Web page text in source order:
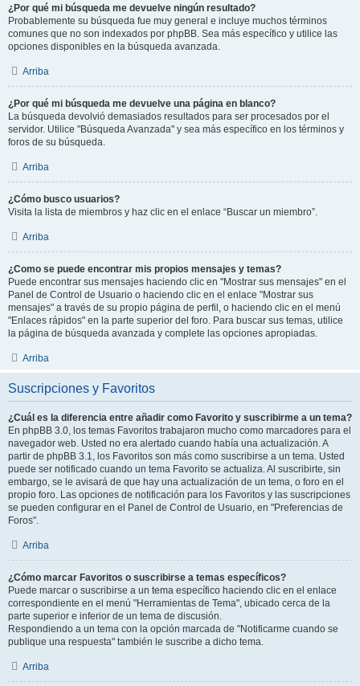
¿Por qué mi búsqueda me devuelve ningún resultado?
Probablemente su búsqueda fue muy general e incluye muchos términos
comunes que no son indexados por phpBB. Sea más específico y utilice las
opciones disponibles en la búsqueda avanzada.
Arriba
¿Por qué mi búsqueda me devuelve una página en blanco?
La búsqueda devolvió demasiados resultados para ser procesados por el
servidor. Utilice "Búsqueda Avanzada" y sea más específico en los términos y
foros de su búsqueda.
Arriba
¿Cómo busco usuarios?
Visita la lista de miembros y haz clic en el enlace “Buscar un miembro”.
Arriba
¿Como se puede encontrar mis propios mensajes y temas?
Puede encontrar sus mensajes haciendo clic en "Mostrar sus mensajes" en el
Panel de Control de Usuario o haciendo clic en el enlace "Mostrar sus
mensajes" a través de su propio página de perfil, o haciendo clic en el menú
"Enlaces rápidos" en la parte superior del foro. Para buscar sus temas, utilice
la página de búsqueda avanzada y complete las opciones apropiadas.
Arriba
Suscripciones y Favoritos
¿Cuál es la diferencia entre añadir como Favorito y suscribirme a un tema?
En phpBB 3.0, los temas Favoritos trabajaron mucho como marcadores para el
navegador web. Usted no era alertado cuando había una actualización. A
partir de phpBB 3.1, los Favoritos son más como suscribirse a un tema. Usted
puede ser notificado cuando un tema Favorito se actualiza. Al suscribirte, sin
embargo, se le avisará de que hay una actualización de un tema, o foro en el
propio foro. Las opciones de notificación para los Favoritos y las suscripciones
se pueden configurar en el Panel de Control de Usuario, en "Preferencias de
Foros".
Arriba
¿Cómo marcar Favoritos o suscribirse a temas específicos?
Puede marcar o suscribirse a un tema específico haciendo clic en el enlace
correspondiente en el menú "Herramientas de Tema", ubicado cerca de la
parte superior e inferior de un tema de discusión.
Respondiendo a un tema con la opción marcada de "Notificarme cuando se
publique una respuesta" también le suscribe a dicho tema.
Arriba